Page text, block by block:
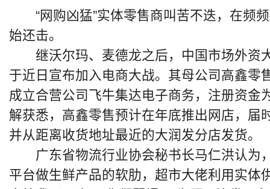
“网购凶猛”实体零售商叫苦不迭，在频
始还击。
继沃尔玛、麦德龙之后，中国市场外资
于近日宣布加入电商大战。其母公司高鑫零
成立合营公司飞牛集达电子商务，注册资金
解获悉，高鑫零售预计在年底推出网店，届
并从距离收货地址最近的大润发分店发货。
广东省物流行业协会秘书长马仁洪认为，
平台做生鲜产品的软肋，超市大佬利用实体